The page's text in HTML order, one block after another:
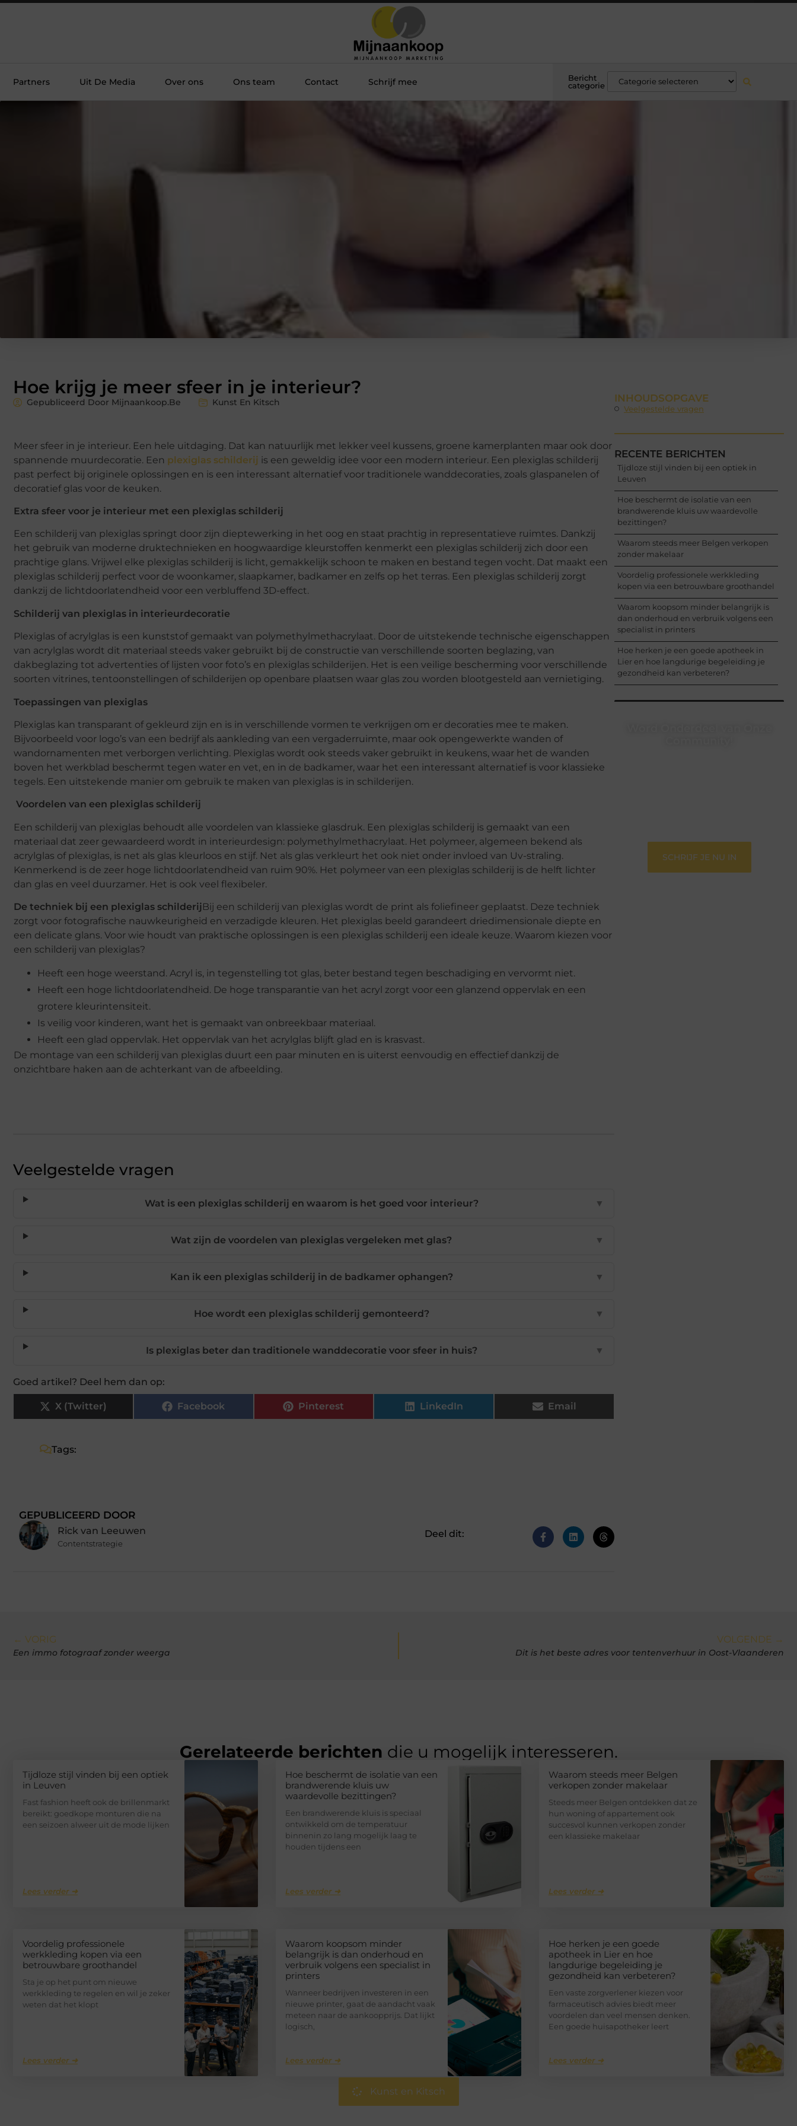
Partners Uit De Media Over ons Ons team Contact Schrijf mee
Bericht
categorie
Hoe krijg je meer sfeer in je interieur?
Gepubliceerd Door Mijnaankoop.Be Kunst En Kitsch
Meer sfeer in je interieur. Een hele uitdaging. Dat kan natuurlijk met lekker veel kussens, groene kamerplanten maar ook door
spannende muurdecoratie. Een plexiglas schilderij is een geweldig idee voor een modern interieur. Een plexiglas schilderij
past perfect bij originele oplossingen en is een interessant alternatief voor traditionele wanddecoraties, zoals glaspanelen of
decoratief glas voor de keuken.
Extra sfeer voor je interieur met een plexiglas schilderij
Een schilderij van plexiglas springt door zijn dieptewerking in het oog en staat prachtig in representatieve ruimtes. Dankzij
het gebruik van moderne druktechnieken en hoogwaardige kleurstoffen kenmerkt een plexiglas schilderij zich door een
prachtige glans. Vrijwel elke plexiglas schilderij is licht, gemakkelijk schoon te maken en bestand tegen vocht. Dat maakt een
plexiglas schilderij perfect voor de woonkamer, slaapkamer, badkamer en zelfs op het terras. Een plexiglas schilderij zorgt
dankzij de lichtdoorlatendheid voor een verbluffend 3D-effect.
Schilderij van plexiglas in interieurdecoratie
Plexiglas of acrylglas is een kunststof gemaakt van polymethylmethacrylaat. Door de uitstekende technische eigenschappen
van acrylglas wordt dit materiaal steeds vaker gebruikt bij de constructie van verschillende soorten beglazing, van
dakbeglazing tot advertenties of lijsten voor foto’s en plexiglas schilderijen. Het is een veilige bescherming voor verschillende
soorten vitrines, tentoonstellingen of schilderijen op openbare plaatsen waar glas zou worden blootgesteld aan vernietiging.
Toepassingen van plexiglas
Plexiglas kan transparant of gekleurd zijn en is in verschillende vormen te verkrijgen om er decoraties mee te maken.
Bijvoorbeeld voor logo’s van een bedrijf als aankleding van een vergaderruimte, maar ook opengewerkte wanden of
wandornamenten met verborgen verlichting. Plexiglas wordt ook steeds vaker gebruikt in keukens, waar het de wanden
boven het werkblad beschermt tegen water en vet, en in de badkamer, waar het een interessant alternatief is voor klassieke
tegels. Een uitstekende manier om gebruik te maken van plexiglas is in schilderijen.
Voordelen van een plexiglas schilderij
Een schilderij van plexiglas behoudt alle voordelen van klassieke glasdruk. Een plexiglas schilderij is gemaakt van een
materiaal dat zeer gewaardeerd wordt in interieurdesign: polymethylmethacrylaat. Het polymeer, algemeen bekend als
acrylglas of plexiglas, is net als glas kleurloos en stijf. Net als glas verkleurt het ook niet onder invloed van Uv-straling.
Kenmerkend is de zeer hoge lichtdoorlatendheid van ruim 90%. Het polymeer van een plexiglas schilderij is de helft lichter
dan glas en veel duurzamer. Het is ook veel flexibeler.
De techniek bij een plexiglas schilderijBij een schilderij van plexiglas wordt de print als foliefineer geplaatst. Deze techniek
zorgt voor fotografische nauwkeurigheid en verzadigde kleuren. Het plexiglas beeld garandeert driedimensionale diepte en
een delicate glans. Voor wie houdt van praktische oplossingen is een plexiglas schilderij een ideale keuze. Waarom kiezen voor
een schilderij van plexiglas?
Heeft een hoge weerstand. Acryl is, in tegenstelling tot glas, beter bestand tegen beschadiging en vervormt niet.
Heeft een hoge lichtdoorlatendheid. De hoge transparantie van het acryl zorgt voor een glanzend oppervlak en een
grotere kleurintensiteit.
Is veilig voor kinderen, want het is gemaakt van onbreekbaar materiaal.
Heeft een glad oppervlak. Het oppervlak van het acrylglas blijft glad en is krasvast.
De montage van een schilderij van plexiglas duurt een paar minuten en is uiterst eenvoudig en effectief dankzij de
onzichtbare haken aan de achterkant van de afbeelding.
Veelgestelde vragen
Wat is een plexiglas schilderij en waarom is het goed voor interieur? ▼
Wat zijn de voordelen van plexiglas vergeleken met glas? ▼
Kan ik een plexiglas schilderij in de badkamer ophangen? ▼
Hoe wordt een plexiglas schilderij gemonteerd? ▼
Is plexiglas beter dan traditionele wanddecoratie voor sfeer in huis? ▼
Goed artikel? Deel hem dan op:
X (Twitter) Facebook Pinterest LinkedIn Email
Tags:
GEPUBLICEERD DOOR
Rick van Leeuwen
Contentstrategie
Deel dit:
INHOUDSOPGAVE
Veelgestelde vragen
RECENTE BERICHTEN
Tijdloze stijl vinden bij een optiek in
Leuven
Hoe beschermt de isolatie van een
brandwerende kluis uw waardevolle
bezittingen?
Waarom steeds meer Belgen verkopen
zonder makelaar
Voordelig professionele werkkleding
kopen via een betrouwbare groothandel
Waarom koopsom minder belangrijk is
dan onderhoud en verbruik volgens een
specialist in printers
Hoe herken je een goede apotheek in
Lier en hoe langdurige begeleiding je
gezondheid kan verbeteren?
SCHRIJF JE NU IN
← VORIG
Een immo fotograaf zonder weerga
VOLGENDE →
Dit is het beste adres voor tentenverhuur in Oost-Vlaanderen
Gerelateerde berichten die u mogelijk interesseren.
Tijdloze stijl vinden bij een optiek
in Leuven
Fast fashion heeft ook de brillenmarkt
bereikt: goedkope monturen die na
een seizoen alweer uit de mode lijken
Lees verder ➜
Hoe beschermt de isolatie van een
brandwerende kluis uw
waardevolle bezittingen?
Een brandwerende kluis is speciaal
ontwikkeld om de temperatuur
binnenin zo lang mogelijk laag te
houden tijdens een
Lees verder ➜
Waarom steeds meer Belgen
verkopen zonder makelaar
Steeds meer Belgen ontdekken dat ze
hun woning of appartement ook
succesvol kunnen verkopen zonder
een klassieke makelaar
Lees verder ➜
Voordelig professionele
werkkleding kopen via een
betrouwbare groothandel
Sta je op het punt om nieuwe
werkkleding te regelen en wil je zeker
weten dat het klopt
Lees verder ➜
Waarom koopsom minder
belangrijk is dan onderhoud en
verbruik volgens een specialist in
printers
Wanneer bedrijven investeren in een
nieuwe printer, gaat de aandacht vaak
meteen naar de aankoopprijs. Dat lijkt
logisch,
Lees verder ➜
Hoe herken je een goede
apotheek in Lier en hoe
langdurige begeleiding je
gezondheid kan verbeteren?
Een vaste zorgverlener kiezen voor
farmaceutisch advies biedt meer
voordelen dan veel mensen denken.
Een goede huisapotheker leert
Lees verder ➜
Kunst en Kitsch